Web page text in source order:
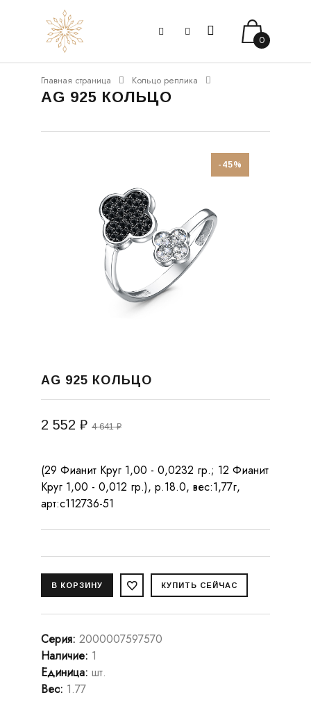
0
Главная страница Кольцо реплика
AG 925 КОЛЬЦО
-45%
AG 925 КОЛЬЦО
2 552 ₽ 4 641 ₽
(29 Фианит Круг 1,00 - 0,0232 гр.; 12 Фианит
Круг 1,00 - 0,012 гр.), р.18.0, вес:1,77г,
арт:с112736-51
Серия: 2000007597570
Наличие: 1
Единица: шт.
Вес: 1.77